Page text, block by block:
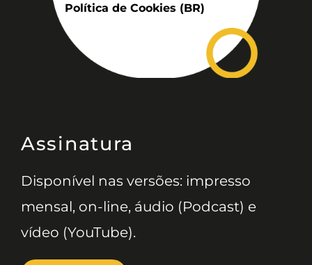
Política de Cookies (BR)
Assinatura
Disponível nas versões: impresso
mensal, on-line, áudio (Podcast) e
vídeo (YouTube).